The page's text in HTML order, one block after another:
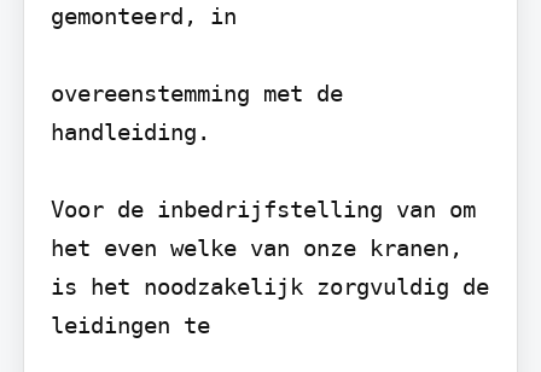
gemonteerd, in
overeenstemming met de
handleiding.
Voor de inbedrijfstelling van om
het even welke van onze kranen,
is het noodzakelijk zorgvuldig de
leidingen te